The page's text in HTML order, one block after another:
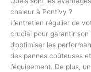
chaleur à Pontivy ?
L’entretien régulier de
crucial pour garantir
d’optimiser les
des pannes coûteuses
l’équipement. De plus,